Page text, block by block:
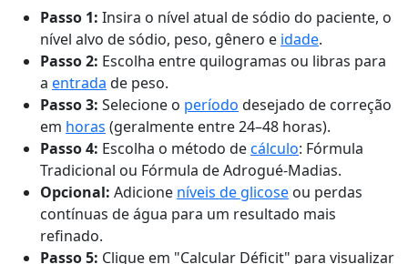
Passo 1: Insira o nível atual de sódio do paciente, o
nível alvo de sódio, peso, gênero e idade.
Passo 2: Escolha entre quilogramas ou libras para
a entrada de peso.
Passo 3: Selecione o período desejado de correção
em horas (geralmente entre 24–48 horas).
Passo 4: Escolha o método decálculo: Fórmula
Tradicional ou Fórmula de Adrogué-Madias.
Opcional: Adicione níveis de glicose ou perdas
contínuas de água para um resultado mais
refinado.
Passo 5: Clique em "Calcular Déficit" para visualizar